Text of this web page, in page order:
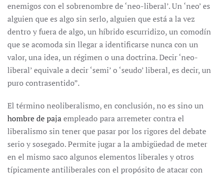
enemigos con el sobrenombre de ‘neo-liberal’. Un ‘neo’ es
alguien que es algo sin serlo, alguien que está a la vez
dentro y fuera de algo, un híbrido escurridizo, un comodín
que se acomoda sin llegar a identificarse nunca con un
valor, una idea, un régimen o una doctrina. Decir ‘neo-
liberal’ equivale a decir ‘semi’ o ‘seudo’ liberal, es decir, un
puro contrasentido”.
El término neoliberalismo, en conclusión, no es sino un
hombre de pajaempleado para arremeter contra el
liberalismo sin tener que pasar por los rigores del debate
serio y sosegado. Permite jugar a la ambigüedad de meter
en el mismo saco algunos elementos liberales y otros
típicamente antiliberales con el propósito de atacar con